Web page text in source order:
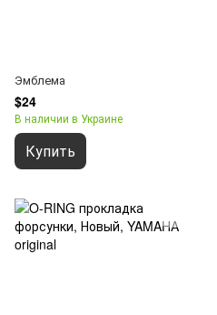
Эмблема
$24
В наличии в Украине
Купить